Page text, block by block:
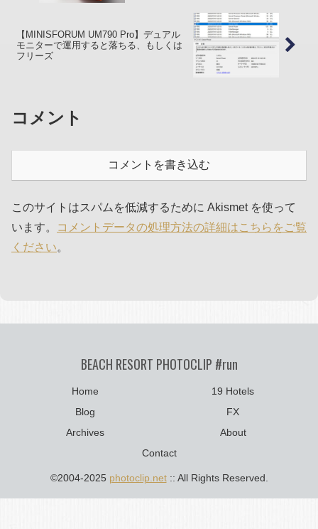
【MINISFORUM UM790 Pro】デュアル
モニターで運用すると落ちる、もしくは
フリーズ
コメント
コメントを書き込む
このサイトはスパムを低減するために Akismet を使って
います。
コメントデータの処理方法の詳細はこちらをご覧
ください。
BEACH RESORT PHOTOCLIP #run
Home
19 Hotels
Blog
FX
Archives
About
Contact
©2004-2025 photoclip.net:: All Rights Reserved.